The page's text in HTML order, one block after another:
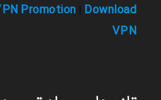
Promotion Download
VPN